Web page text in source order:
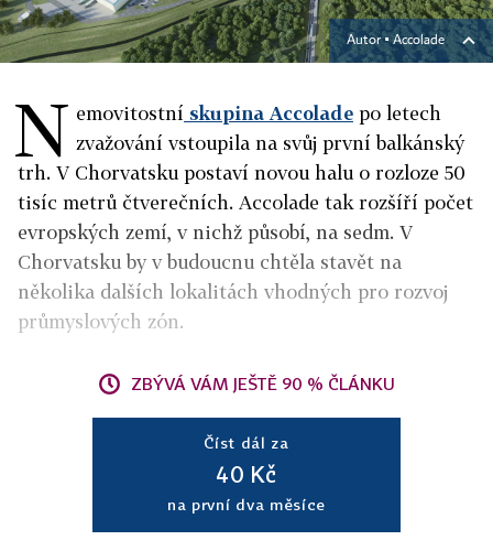
Autor ▪Accolade
N emovitostní skupina Accolade po letech
zvažování vstoupila na svůj první balkánský
trh. V Chorvatsku postaví novou halu o rozloze 50
tisíc metrů čtverečních. Accolade tak rozšíří počet
evropských zemí, v nichž působí, na sedm. V
Chorvatsku by v budoucnu chtěla stavět na
několika dalších lokalitách vhodných pro rozvoj
průmyslových zón.
ZBÝVÁ VÁM JEŠTĚ 90 % ČLÁNKU
Číst dál za
40 Kč
na první dva měsíce